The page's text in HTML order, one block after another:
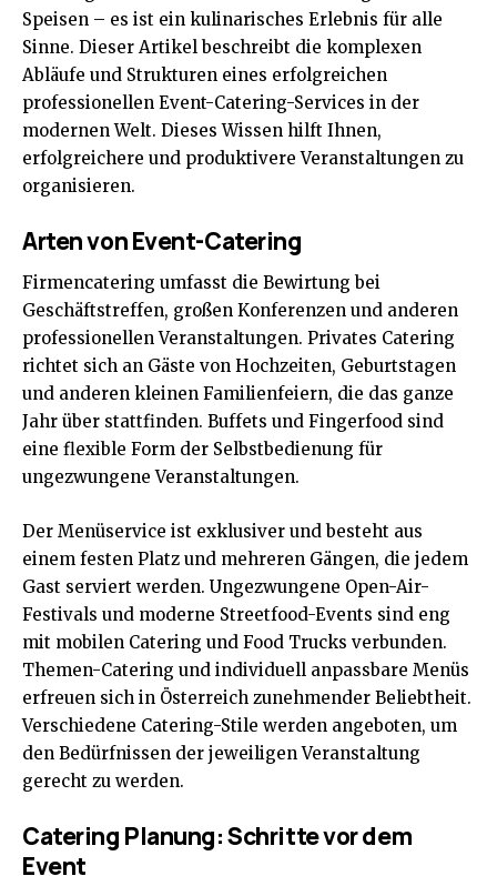
Speisen – es ist ein kulinarisches Erlebnis für alle
Sinne. Dieser Artikel beschreibt die komplexen
Abläufe und Strukturen eines erfolgreichen
professionellen Event-Catering-Services in der
modernen Welt. Dieses Wissen hilft Ihnen,
erfolgreichere und produktivere Veranstaltungen zu
organisieren.
Arten von Event-Catering
Firmencatering umfasst die Bewirtung bei
Geschäftstreffen, großen Konferenzen und anderen
professionellen Veranstaltungen. Privates Catering
richtet sich an Gäste von Hochzeiten, Geburtstagen
und anderen kleinen Familienfeiern, die das ganze
Jahr über stattfinden. Buffets und Fingerfood sind
eine flexible Form der Selbstbedienung für
ungezwungene Veranstaltungen.
Der Menüservice ist exklusiver und besteht aus
einem festen Platz und mehreren Gängen, die jedem
Gast serviert werden. Ungezwungene Open-Air-
Festivals und moderne Streetfood-Events sind eng
mit mobilen Catering und Food Trucks verbunden.
Themen-Catering und individuell anpassbare Menüs
erfreuen sich in Österreich zunehmender Beliebtheit.
Verschiedene Catering-Stile werden angeboten, um
den Bedürfnissen der jeweiligen Veranstaltung
gerecht zu werden.
Catering Planung: Schritte vor dem
Event